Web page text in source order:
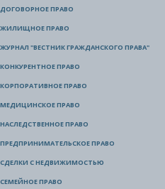
ДОГОВОРНОЕ ПРАВО
ЖИЛИЩНОЕ ПРАВО
ЖУРНАЛ "ВЕСТНИК ГРАЖДАНСКОГО ПРАВА"
КОНКУРЕНТНОЕ ПРАВО
КОРПОРАТИВНОЕ ПРАВО
МЕДИЦИНСКОЕ ПРАВО
НАСЛЕДСТВЕННОЕ ПРАВО
ПРЕДПРИНИМАТЕЛЬСКОЕ ПРАВО
СДЕЛКИ С НЕДВИЖИМОСТЬЮ
СЕМЕЙНОЕ ПРАВО